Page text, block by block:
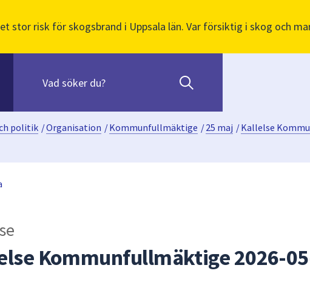
stor risk för skogsbrand i Uppsala län. Var försiktig i skog och
innehåll
När
sökförslag
presenteras
politik /Organisation /Kommunfullmäktige /25 maj /Kallelse
Kommunfullmäktige 2026-